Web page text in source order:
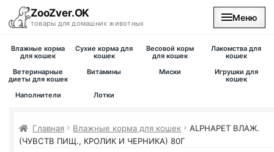
ZooZver.OK
товары для домашних животных
Меню
На главную
Влажные корма
для кошек
Сухие корма для
кошек
Весовой корм
для кошек
Лакомства для
кошек
Ветеринарные
диеты для кошек
Витамины Миски
Игрушки для
кошек
Наполнители
Лотки
Главная Влажные корма для кошек
ALPHAPET ВЛАЖ.
(ЧУВСТВ ПИЩ., КРОЛИК И ЧЕРНИКА) 80Г